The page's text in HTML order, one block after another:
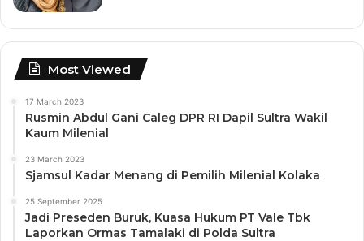
Most Viewed
17 March 2023
Rusmin Abdul Gani Caleg DPR RI Dapil Sultra Wakil
Kaum Milenial
23 March 2023
Sjamsul Kadar Menang di Pemilih Milenial Kolaka
25 September 2025
Jadi Preseden Buruk, Kuasa Hukum PT Vale Tbk
Laporkan Ormas Tamalaki di Polda Sultra